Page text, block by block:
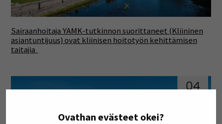
Ovathan evästeet okei?
Sairaanhoitaja YAMK-tutkinnon suorittaneet (Kliininen
asiantuntijuus) ovat kliinisen hoitotyön kehittämisen
taitajia
04